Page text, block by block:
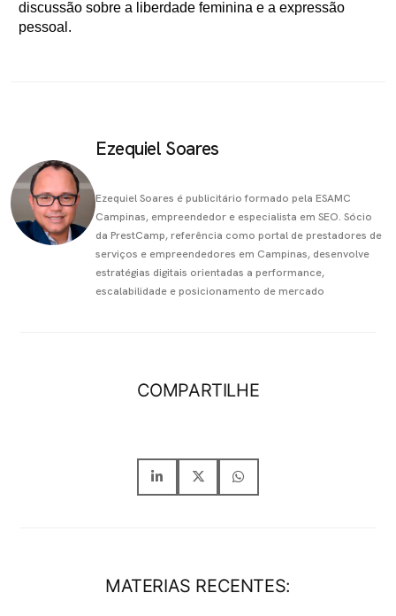
discussão sobre a liberdade feminina e a expressão
pessoal.
Ezequiel Soares
Ezequiel Soares é publicitário formado pela ESAMC
Campinas, empreendedor e especialista em SEO. Sócio
da PrestCamp, referência como portal de prestadores de
serviços e empreendedores em Campinas, desenvolve
estratégias digitais orientadas a performance,
escalabilidade e posicionamento de mercado
COMPARTILHE
MATERIAS RECENTES: